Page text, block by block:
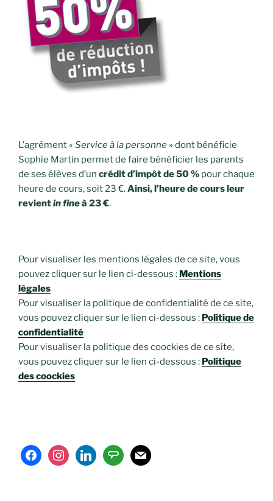
L’agrément « Service à la personne » dont bénéficie
Sophie Martin permet de faire bénéficier les parents
de ses élèves d’un crédit d’impôt de 50 % pour chaque
heure de cours, soit 23 €.Ainsi, l’heure de cours leur
revientin fineà 23 €.
Pour visualiser les mentions légales de ce site, vous
pouvez cliquer sur le lien ci-dessous : Mentions
légales
Pour visualiser la politique de confidentialité de ce site,
vous pouvez cliquer sur le lien ci-dessous : Politique de
confidentialité
Pour visualiser la politique des coockies de ce site,
vous pouvez cliquer sur le lien ci-dessous : Politique
des coockies
facebookinstagramlinkedinangieslist
mail